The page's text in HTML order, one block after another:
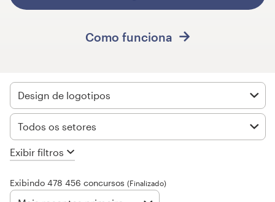
Como funciona
Design de logotipos
Todos os setores
Exibir filtros
Exibindo 478 456 concursos (Finalizado)
Encontre um designer
99designs Pro
Quero
design